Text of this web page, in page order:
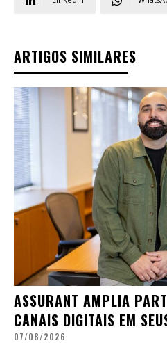
ARTIGOS SIMILARES
ASSURANT AMPLIA
CANAIS DIGITAIS EM
07/08/2026